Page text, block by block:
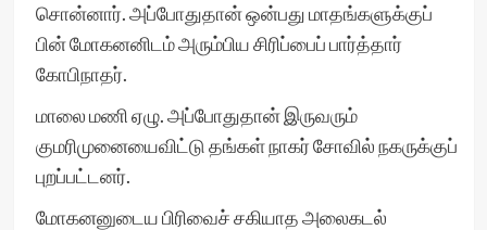
சொன்னார். அப்போதுதான் ஒன்பது மாதங்களுக்குப்
பின் மோகனனிடம் அரும்பிய சிரிப்பைப் பார்த்தார்
கோபிநாதர்.
மாலை மணி ஏழு. அப்போதுதான் இருவரும்
குமரிமுனையைவிட்டு தங்கள் நாகர் சோவில் நகருக்குப்
புறப்பட்டனர்.
மோகனனுடைய பிரிவைச் சகியாத அலைகடல்